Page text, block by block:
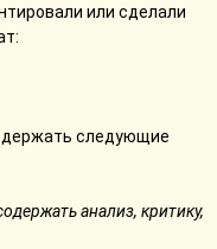
или сделали
следующие
анализ, критику,